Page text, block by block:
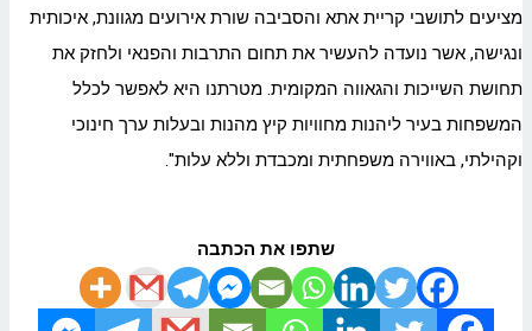
מציעים לתושבי קריית אתא והסביבה שורת אירועים מגוונת, איכותית
ונגישה, אשר נועדה להעשיר את תחום התרבות והפנאי ולחזק את
תחושת השייכות והגאווה המקומית. מטרתנו היא לאפשר לכלל
המשפחות בעיר ליהנות מחוויות קיץ מהנות ובעלות ערך חינוכי
וקהילתי, באווירה משפחתית ומכבדת וללא עלות".
שתפו את הכתבה